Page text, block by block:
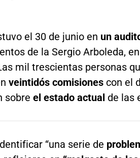
el 30 de junio en un
de la Sergio Arboleda,
mil trescientas personas
veintidós comisionescon el
sobre el estado actual de las
“una serie de